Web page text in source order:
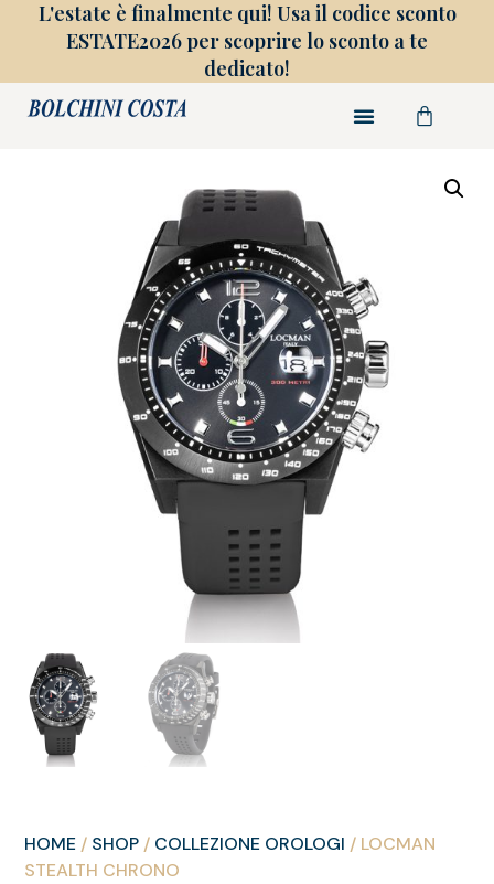
L'estate è finalmente qui! Usa il codice sconto
ESTATE2026 per scoprire lo sconto a te
dedicato!
HOME / SHOP / COLLEZIONE OROLOGI / LOCMAN
STEALTH CHRONO